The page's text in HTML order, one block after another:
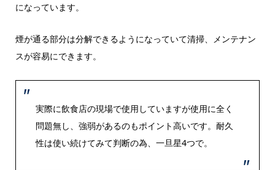
になっています。
煙が通る部分は分解できるようになっていて清掃、メンテナン
スが容易にできます。
実際に飲食店の現場で使用していますが使用に全く
問題無し、強弱があるのもポイント高いです。耐久
性は使い続けてみて判断の為、一旦星4つで。